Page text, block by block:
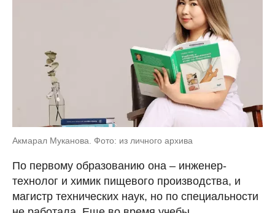
Акмарал Муканова. Фото: из личного архива
По первому образованию она – инженер-
технолог и химик пищевого производства, и
магистр технических наук, но по специальности